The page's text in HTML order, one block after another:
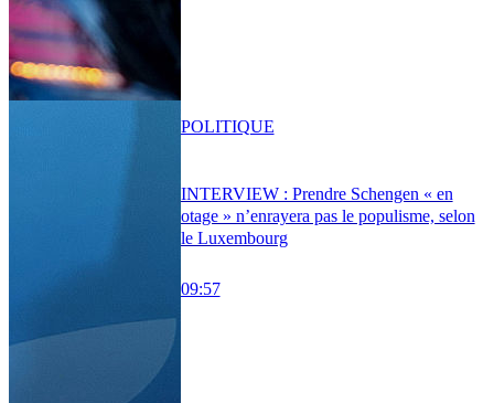
INTERVIEW : Prendre Schengen « en
otage » n’enrayera pas le populisme, selon
le Luxembourg
09:57
POLITIQUE